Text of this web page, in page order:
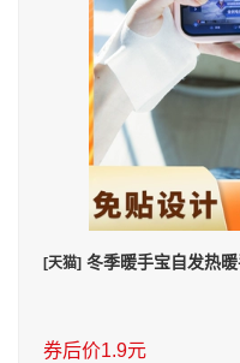
[天猫] 冬季暖手宝自发热
券后价1.9元